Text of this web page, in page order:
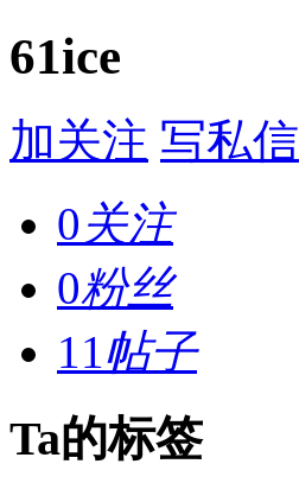
61ice
加关注 写私信
0关注
0粉丝
11帖子
Ta的标签